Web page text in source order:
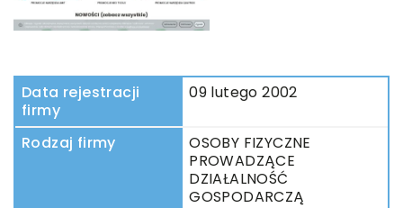
Data rejestracji
firmy
09 lutego 2002
Rodzaj firmy
OSOBY FIZYCZNE
PROWADZĄCE
DZIAŁALNOŚĆ
GOSPODARCZĄ